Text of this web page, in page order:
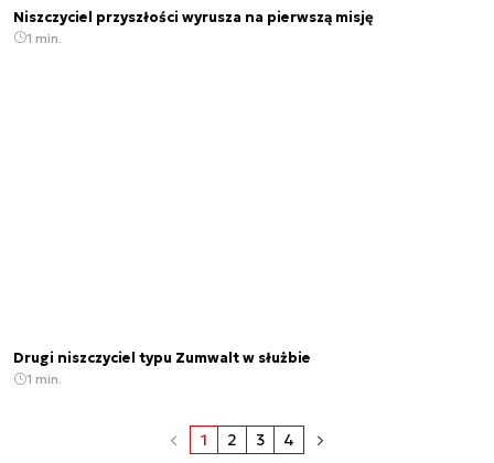
Niszczyciel przyszłości wyrusza na pierwszą misję
1 min.
Drugi niszczyciel typu Zumwalt w służbie
1 min.
1 2 3 4